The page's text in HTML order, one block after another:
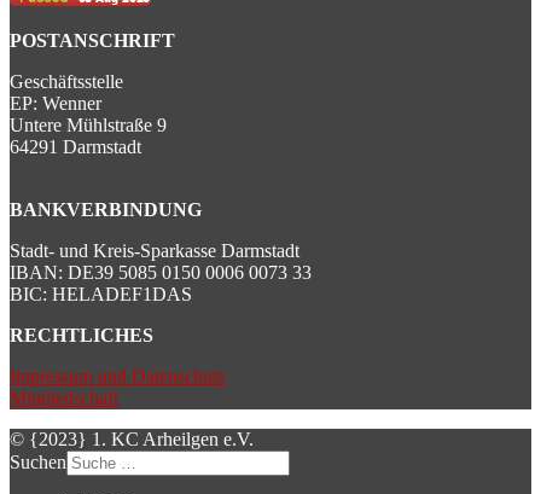
POSTANSCHRIFT
Geschäftsstelle
EP: Wenner
Untere Mühlstraße 9
64291 Darmstadt
BANKVERBINDUNG
Stadt- und Kreis-Sparkasse Darmstadt
IBAN: DE39 5085 0150 0006 0073 33
BIC: HELADEF1DAS
RECHTLICHES
Impressum und Datenschutz
Mitgliedschaft
© {2023} 1. KC Arheilgen e.V.
Suchen